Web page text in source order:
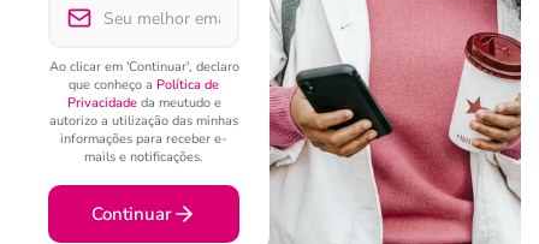
Ao clicar em 'Continuar', declaro
que conheço a Política de
Privacidadeda meutudo e
autorizo a utilização das minhas
informações para receber e-
mails e notificações.
Continuar